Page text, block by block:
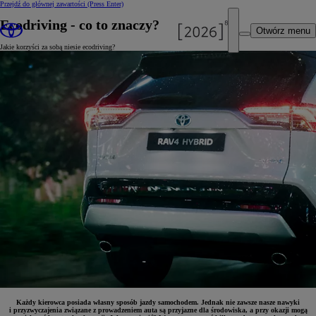
Przejdź do głównej zawartości (Press Enter)
Otwórz menu
Ecodriving - co to znaczy?
Jakie korzyści za sobą niesie ecodriving?
Każdy kierowca posiada własny sposób jazdy samochodem. Jednak nie zawsze nasze nawyki
i przyzwyczajenia związane z prowadzeniem auta są przyjazne dla środowiska, a przy okazji mogą